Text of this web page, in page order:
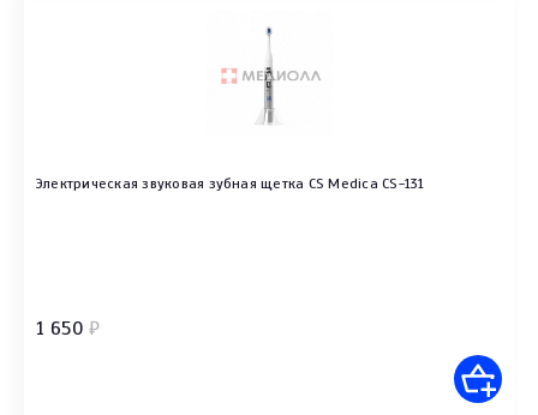
Электрическая звуковая зубная щетка CS Medica CS-131
1 650 ₽